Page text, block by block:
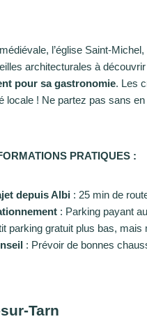
l’église Saint-
architecturales à
pour sa gastronomie. Les
locale ! Ne partez pas sans
PRATIQUES :
depuis Albi : 25 min de
: Parking payant
parking gratuit plus bas, mais
: Prévoir de bonnes
Tarn